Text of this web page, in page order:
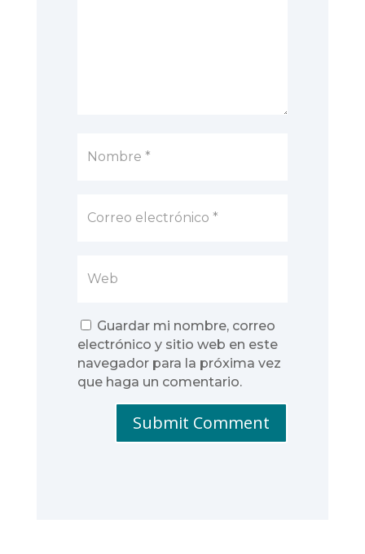
Guardar mi nombre, correo
electrónico y sitio web en este
navegador para la próxima vez
que haga un comentario.
Submit Comment